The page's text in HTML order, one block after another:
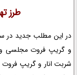
طرز
و گریپ فروت مجلسی و
شربت انار و گریپ